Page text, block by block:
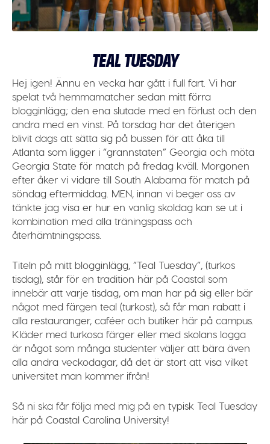
TEAL TUESDAY
Hej igen! Ännu en vecka har gått i full fart. Vi har
spelat två hemmamatcher sedan mitt förra
blogginlägg; den ena slutade med en förlust och den
andra med en vinst. På torsdag har det återigen
blivit dags att sätta sig på bussen för att åka till
Atlanta som ligger i “grannstaten” Georgia och möta
Georgia State för match på fredag kväll. Morgonen
efter åker vi vidare till South Alabama för match på
söndag eftermiddag. MEN, innan vi beger oss av
tänkte jag visa er hur en vanlig skoldag kan se ut i
kombination med alla träningspass och
återhämtningspass.
Titeln på mitt blogginlägg,”Teal Tuesday”, (turkos
tisdag), står för en tradition här på Coastal som
innebär att varje tisdag, om man har på sig eller bär
något med färgen teal (turkost), så får man rabatt i
alla restauranger, caféer och butiker här på campus.
Kläder med turkosa färger eller med skolans logga
är något som många studenter väljer att bära även
alla andra veckodagar, då det är stort att visa vilket
universitet man kommer ifrån!
Så ni ska får följa med mig på en typisk Teal Tuesday
här på Coastal Carolina University!